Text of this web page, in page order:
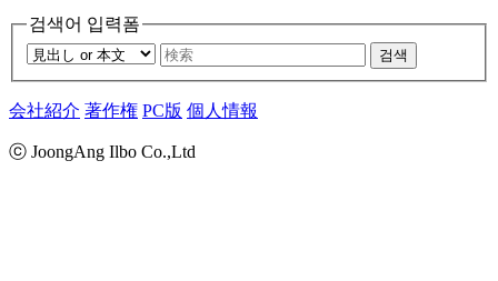
검색어 입력폼
검색
会社紹介 著作権 PC版 個人情報
ⓒ JoongAng Ilbo Co.,Ltd